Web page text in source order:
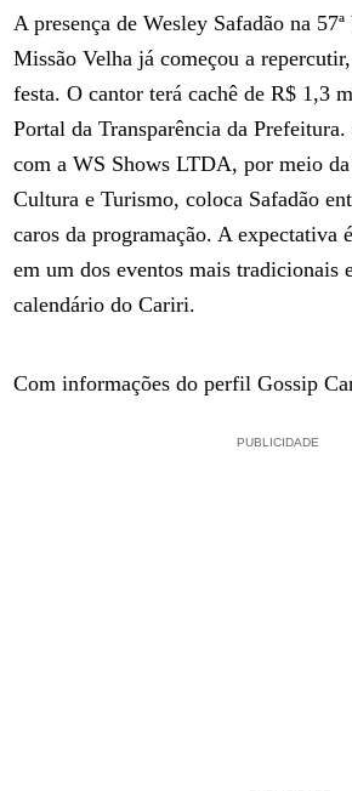
A presença de Wesley Safadão na
Missão Velha já começou a
festa. O cantor terá cachê de R$ 1,3
Portal da Transparência da
com a WS Shows LTDA, por meio da
Cultura e Turismo, coloca Safadão
caros da programação. A expectativa
em um dos eventos mais tradicionais
calendário do Cariri.
Com informações do perfil Gossip
PUBLICIDADE